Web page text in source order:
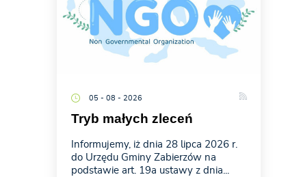
05 - 08 - 2026
Tryb małych zleceń
Informujemy, iż dnia 28 lipca 2026 r.
do Urzędu Gminy Zabierzów na
podstawie art. 19a ustawy z dnia...